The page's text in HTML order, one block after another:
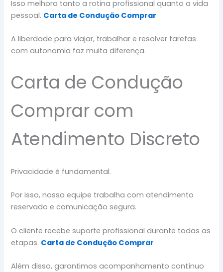
Isso melhora tanto a rotina profissional quanto a vida
pessoal. Carta de Condução Comprar
A liberdade para viajar, trabalhar e resolver tarefas
com autonomia faz muita diferença.
Carta de Condução
Comprar com
Atendimento Discreto
Privacidade é fundamental.
Por isso, nossa equipe trabalha com atendimento
reservado e comunicação segura.
O cliente recebe suporte profissional durante todas as
etapas. Carta de Condução Comprar
Além disso, garantimos acompanhamento contínuo